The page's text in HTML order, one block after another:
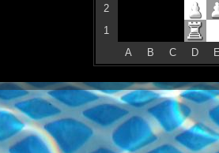
2
1
A
B C D